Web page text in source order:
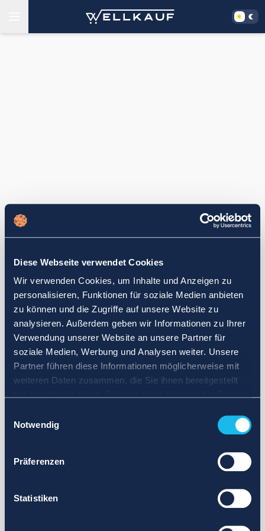
Diese Webseite verwendet Cookies
Wir verwenden Cookies, um Inhalte und Anzeigen zu
personalisieren, Funktionen für soziale Medien anbieten
zu können und die Zugriffe auf unsere Website zu
analysieren. Außerdem geben wir Informationen zu Ihrer
Verwendung unserer Website an unsere Partner für
soziale Medien, Werbung und Analysen weiter. Unsere
Partner führen diese Informationen möglicherweise mit
weiteren Daten zusammen, die Sie ihnen bereitgestellt
Notwendig
Präferenzen
Statistiken